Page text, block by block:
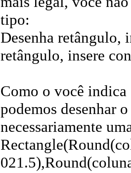
tipo:
Desenha retângulo,
retângulo, insere
Como o você
podemos desenhar
necessariamente